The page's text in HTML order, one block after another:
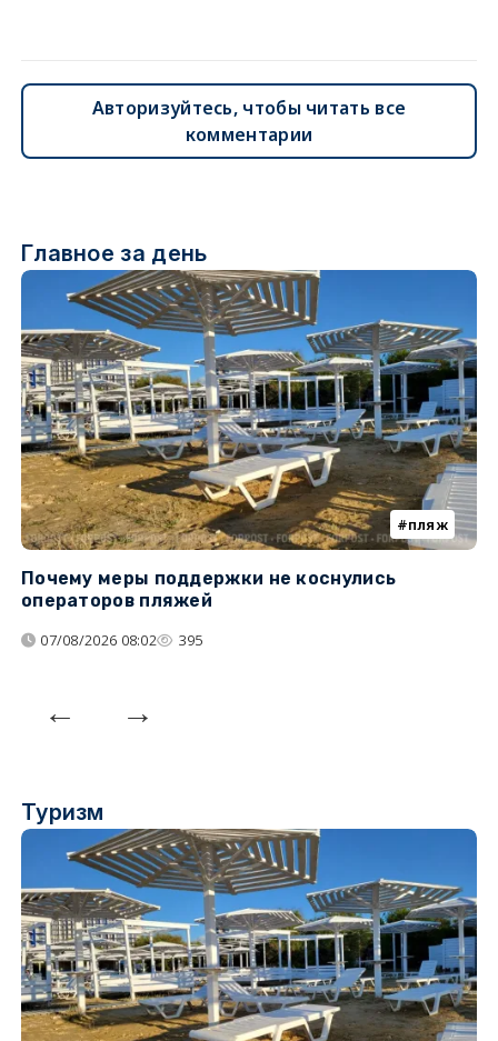
Авторизуйтесь, чтобы читать все
комментарии
Главное за день
пляж
Почему меры поддержки не коснулись
операторов пляжей
07/08/2026 08:02 395
Туризм